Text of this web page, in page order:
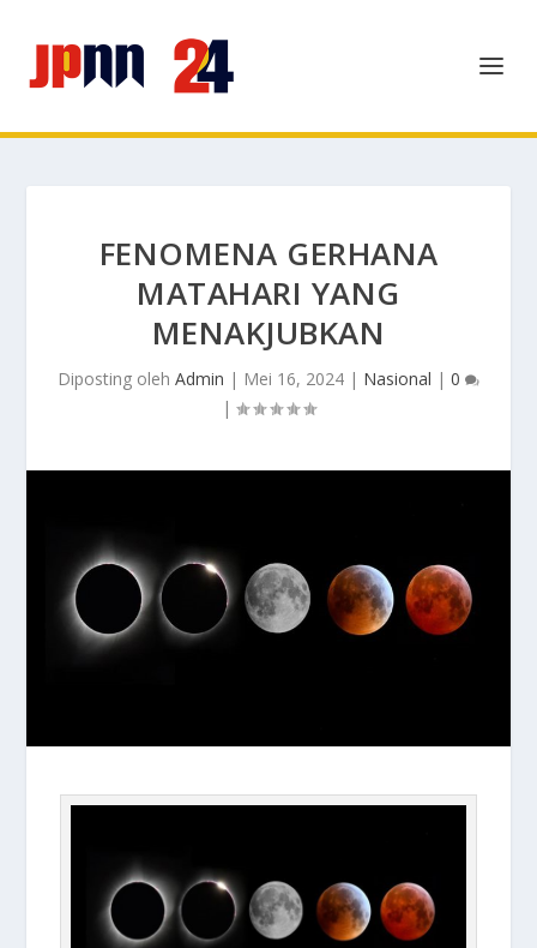
FENOMENA GERHANA
MATAHARI YANG
MENAKJUBKAN
Diposting oleh Admin | Mei 16, 2024 | Nasional | 0
|